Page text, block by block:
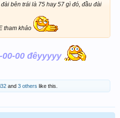
bên trái là 75 hay 57 gì đó, đầu đài
tham khảo
00 đêyyyyy
and 3 others like this.